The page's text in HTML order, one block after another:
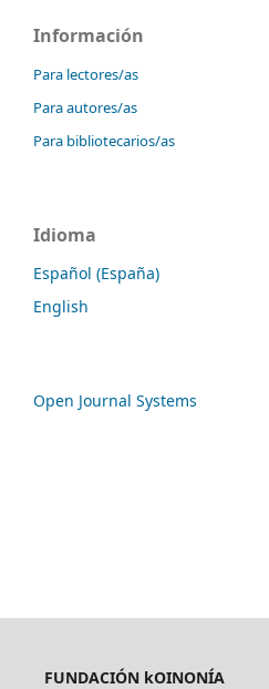
Información
Para lectores/as
Para autores/as
Para bibliotecarios/as
Idioma
Español (España)
English
Open Journal Systems
FUNDACIÓN kOINONÍA